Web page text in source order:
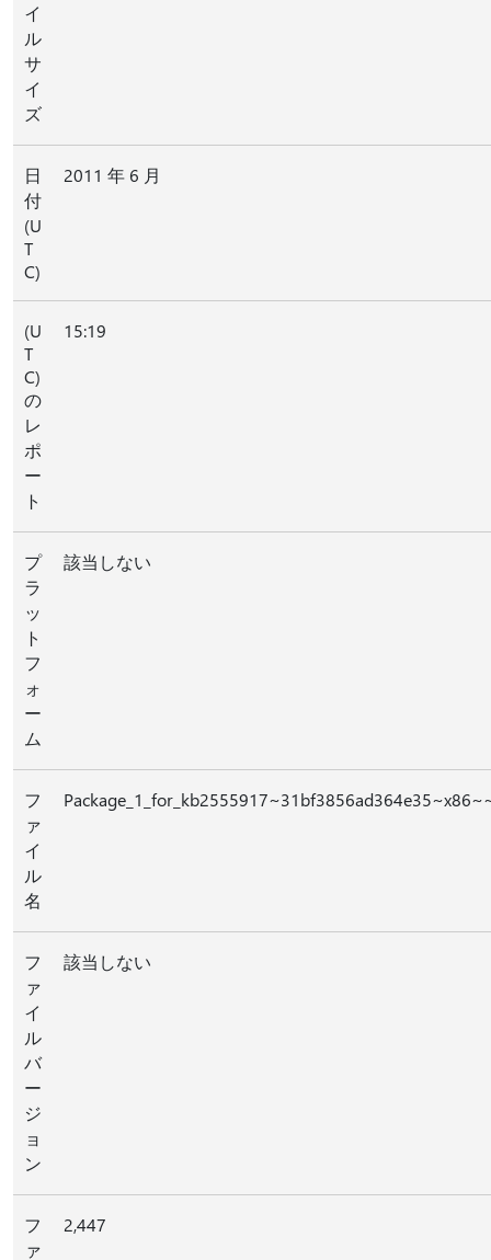
イ
ル
サ
イ
ズ
日
付
(U
T
C)
2011 年 6 月
(U
T
C)
の
レ
ポ
ー
ト
15:19
プ
ラ
ッ
ト
フ
ォ
ー
ム
該当しない
フ
ァ
イ
ル
名
フ
ァ
イ
ル
バ
ー
ジ
ョ
ン
該当しない
フ
ァ
2,447